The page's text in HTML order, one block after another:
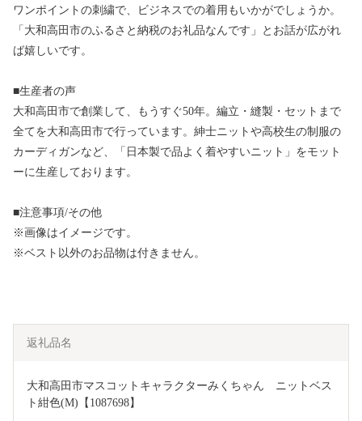
ワンポイントの刺繍で、ビジネスでの着用もいかがでしょうか。
「大和高田市のふるさと納税のお礼品なんです」とお話が広がれ
ば嬉しいです。
■生産者の声
大和高田市で創業して、もうすぐ50年。編立・縫製・セットまで
全てを大和高田市で行っています。紳士ニットや高校生の制服の
カーディガンなど、「日本製で品よく着やすいニット」をモット
ーに生産しております。
■注意事項/その他
※画像はイメージです。
※ベスト以外のお品物は付きません。
返礼品名
大和高田市マスコットキャラクターみくちゃん　ニットベス
ト紺色(M)【1087698】